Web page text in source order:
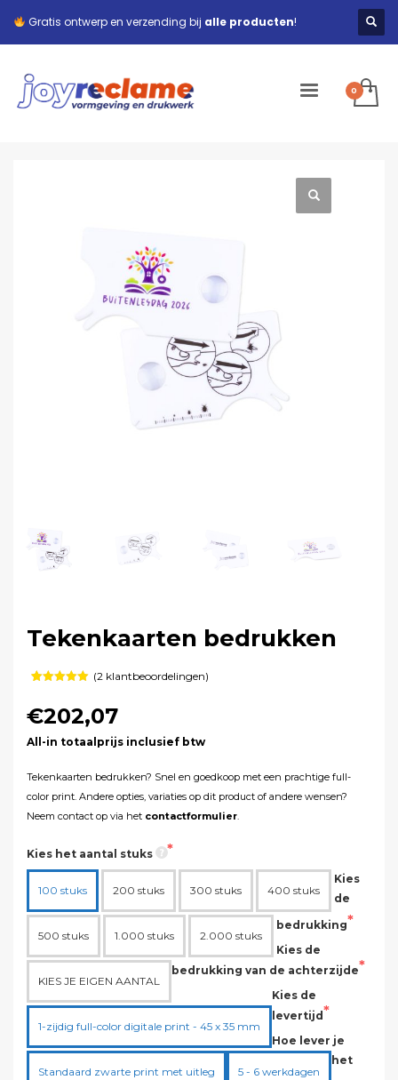
Gratis ontwerp en verzending bij alle producten!
Tekenkaarten bedrukken
gebaseerd
opklant
waarderingen
(2 klantbeoordelingen)
€202,07
All-in totaalprijs inclusief btw
Tekenkaarten bedrukken? Snel en goedkoop met een prachtige full-
color print. Andere opties, variaties op dit product of andere wensen?
Neem contact op via het contactformulier.
Kies het aantal stuks
100 stuks 200 stuks 300 stuks 400 stuks
500 stuks 1.000 stuks 2.000 stuks
KIES JE EIGEN AANTAL
Kies
de
bedrukking
1-zijdig full-color digitale print - 45 x 35 mm
Kies de
bedrukking van de achterzijde
Standaard zwarte print met uitleg
Kies de
levertijd
5 - 6 werkdagen
Hoe lever je
het